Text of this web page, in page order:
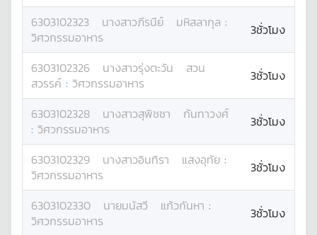
6303102323 นางสาวภีรนีย์ มหิสลากุล :
วิศวกรรมอาหาร
3ชั่วโมง
6303102326 นางสาวรุ่งตะวัน
สวน
สวรรค์ : วิศวกรรมอาหาร 3ชั่วโมง
6303102328 นางสาวสุพิชชา
กันทาวงศ์
: วิศวกรรมอาหาร 3ชั่วโมง
6303102329 นางสาวอินทิรา แสงอุทัย :
วิศวกรรมอาหาร
3ชั่วโมง
6303102330 นายมนัสวี แก้วกันหา :
วิศวกรรมอาหาร
3ชั่วโมง